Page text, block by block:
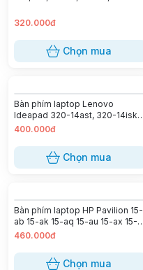
E5-771, ES1-512, ES1-531, ES1-
NV55 NV75 NV77
320.000đ
Chọn mua
Bàn phím laptop Lenovo
Ideapad 320-14ast, 320-14isk,
320-14ikb, 320s-14ikb, 330-
130-14ikb, S130-14igm, S145-
14api, S145-14ast, S145-14ikb,
120s-14iap, 7000-14, Ideapad
400.000đ
Chọn mua
Bàn phím laptop HP Pavilion 15-
ab 15-ak 15-aq 15-au 15-ax 15-
aw 15-cc 15-u 15-w 17-g
460.000đ
Chọn mua